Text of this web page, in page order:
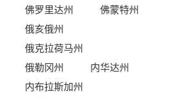
佛罗里达州
佛蒙特州
俄亥俄州
俄克拉荷马州
俄勒冈州
内华达州
内布拉斯加州